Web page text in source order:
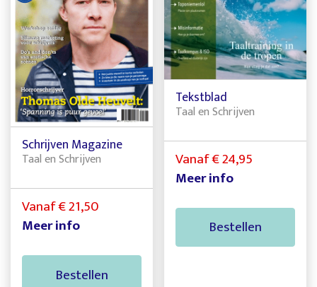
Schrijven Magazine
Taal en Schrijven
Vanaf € 21,50
Meer info
Bestellen
Tekstblad
Taal en Schrijven
Vanaf € 24,95
Meer info
Bestellen